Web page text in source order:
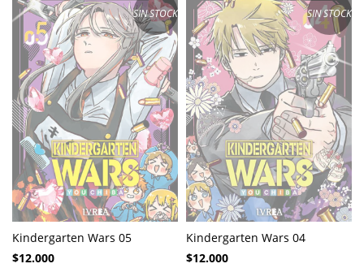
SIN STOCK
Kindergarten Wars 05
$12.000
SIN STOCK
Kindergarten Wars 04
$12.000